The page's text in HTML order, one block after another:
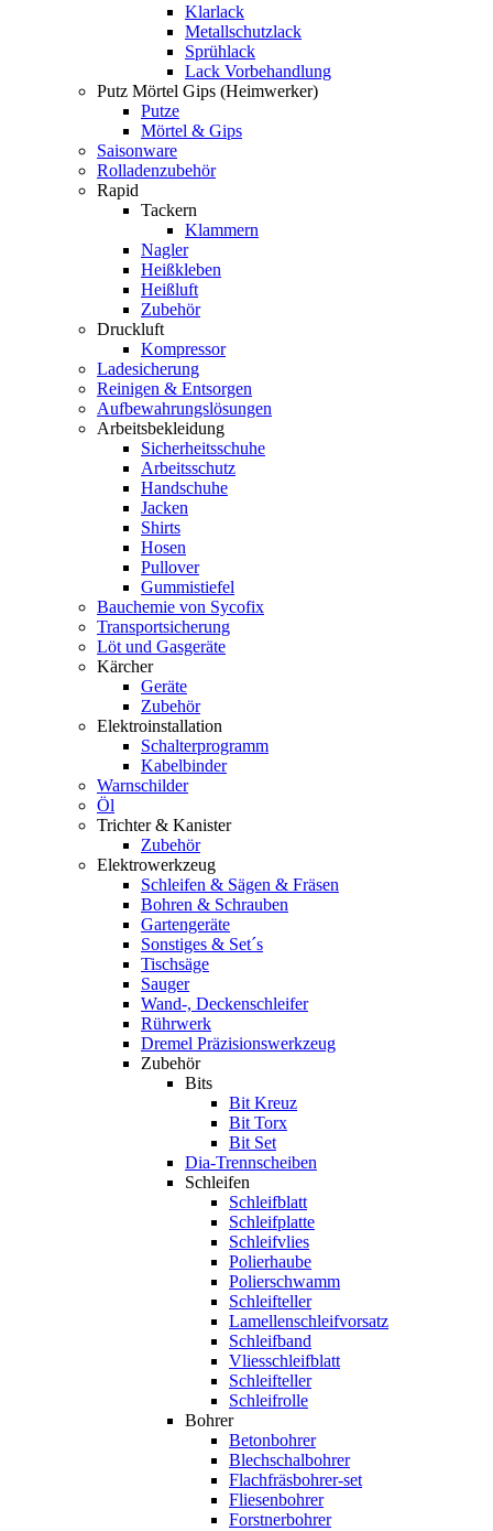
Klarlack
Metallschutzlack
Sprühlack
Lack Vorbehandlung
Putz Mörtel Gips (Heimwerker)
Putze
Mörtel & Gips
Saisonware
Rolladenzubehör
Rapid
Tackern
Klammern
Nagler
Heißkleben
Heißluft
Zubehör
Druckluft
Kompressor
Ladesicherung
Reinigen & Entsorgen
Aufbewahrungslösungen
Arbeitsbekleidung
Sicherheitsschuhe
Arbeitsschutz
Handschuhe
Jacken
Shirts
Hosen
Pullover
Gummistiefel
Bauchemie von Sycofix
Transportsicherung
Löt und Gasgeräte
Kärcher
Geräte
Zubehör
Elektroinstallation
Schalterprogramm
Kabelbinder
Warnschilder
Öl
Trichter & Kanister
Zubehör
Elektrowerkzeug
Schleifen & Sägen & Fräsen
Bohren & Schrauben
Gartengeräte
Sonstiges & Set´s
Tischsäge
Sauger
Wand-, Deckenschleifer
Rührwerk
Dremel Präzisionswerkzeug
Zubehör
Bits
Bit Kreuz
Bit Torx
Bit Set
Dia-Trennscheiben
Schleifen
Schleifblatt
Schleifplatte
Schleifvlies
Polierhaube
Polierschwamm
Schleifteller
Lamellenschleifvorsatz
Schleifband
Vliesschleifblatt
Schleifteller
Schleifrolle
Bohrer
Betonbohrer
Blechschalbohrer
Flachfräsbohrer-set
Fliesenbohrer
Forstnerbohrer